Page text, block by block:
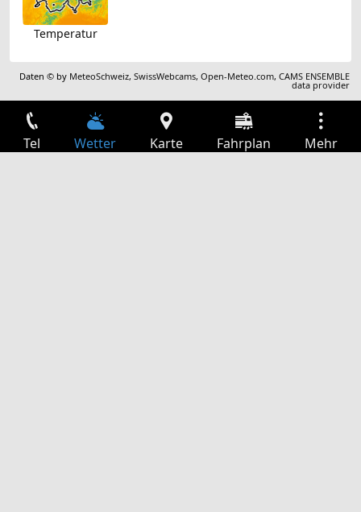
Temperatur
Daten © by MeteoSchweiz,SwissWebcams,Open-Meteo.com,CAMS ENSEMBLE
data provider
Tel Wetter Karte Fahrplan Mehr